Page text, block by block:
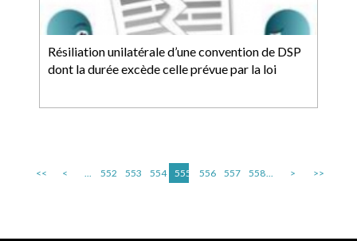
Résiliation unilatérale d’une convention de DSP
dont la durée excède celle prévue par la loi
<< < ... 552 553 554 555 556 557 558... > >>